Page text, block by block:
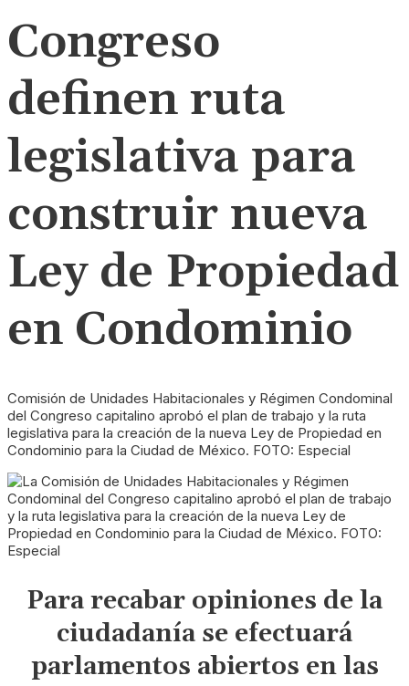
Congreso
definen ruta
legislativa para
construir nueva
Ley de Propiedad
en Condominio
Comisión de Unidades Habitacionales y Régimen Condominal
del Congreso capitalino aprobó el plan de trabajo y la ruta
legislativa para la creación de la nueva Ley de Propiedad en
Condominio para la Ciudad de México. FOTO: Especial
Para recabar opiniones de la
ciudadanía se efectuará
parlamentos abiertos en las